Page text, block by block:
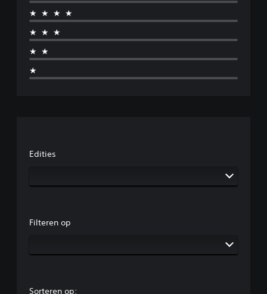
★★★★
★★★
★★
★
Edities
Filteren op
Sorteren op: